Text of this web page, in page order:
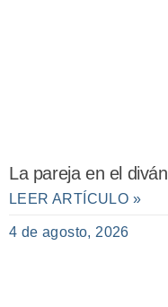
La pareja en el diván
LEER ARTÍCULO »
4 de agosto, 2026